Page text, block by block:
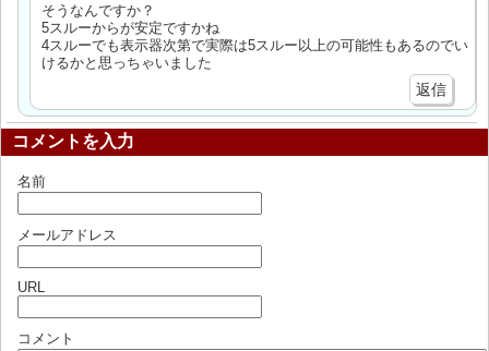
そうなんですか？
5スルーからが安定ですかね
4スルーでも表示器次第で実際は5スルー以上の可能性もあるのでい
けるかと思っちゃいました
返信
コメントを入力
名前
メールアドレス
URL
コメント